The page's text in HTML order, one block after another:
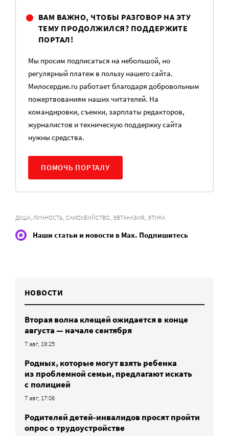
ВАМ ВАЖНО, ЧТОБЫ РАЗГОВОР НА ЭТУ
ТЕМУ ПРОДОЛЖИЛСЯ? ПОДДЕРЖИТЕ
ПОРТАЛ!
Мы просим подписаться на небольшой, но
регулярный платеж в пользу нашего сайта.
Милосердие.ru работает благодаря добровольным
пожертвованиям наших читателей. На
командировки, съемки, зарплаты редакторов,
журналистов и техническую поддержку сайта
нужны средства.
ПОМОЧЬ ПОРТАЛУ
ДУША ЛИЧНОСТЬ САМОУБИЙСТВО ЭВТАНАЗИЯ ЭТИКА
Наши статьи и новости в Max. Подпишитесь
НОВОСТИ
Вторая волна клещей ожидается в конце
августа — начале сентября
7 авг, 19:25
Родных, которые могут взять ребенка
из проблемной семьи, предлагают искать
с полицией
7 авг, 17:06
Родителей детей-инвалидов просят пройти
опрос о трудоустройстве